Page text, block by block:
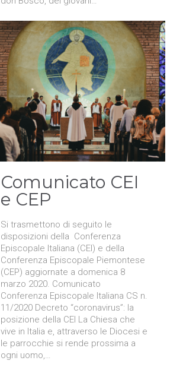
Comunicato CEI
e CEP
Si trasmettono di seguito le
disposizioni della Conferenza
Episcopale Italiana (CEI) e della
Conferenza Episcopale Piemontese
(CEP) aggiornate a domenica 8
marzo 2020. Comunicato
Conferenza Episcopale Italiana CS n.
11/2020 Decreto “coronavirus”: la
posizione della CEI La Chiesa che
vive in Italia e, attraverso le Diocesi e
le parrocchie si rende prossima a
ogni uomo,…